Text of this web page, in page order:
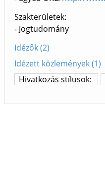
Szakterületek:
Jogtudomány
Idézők (2)
Idézett közlemények (1)
Hivatkozás stílusok: